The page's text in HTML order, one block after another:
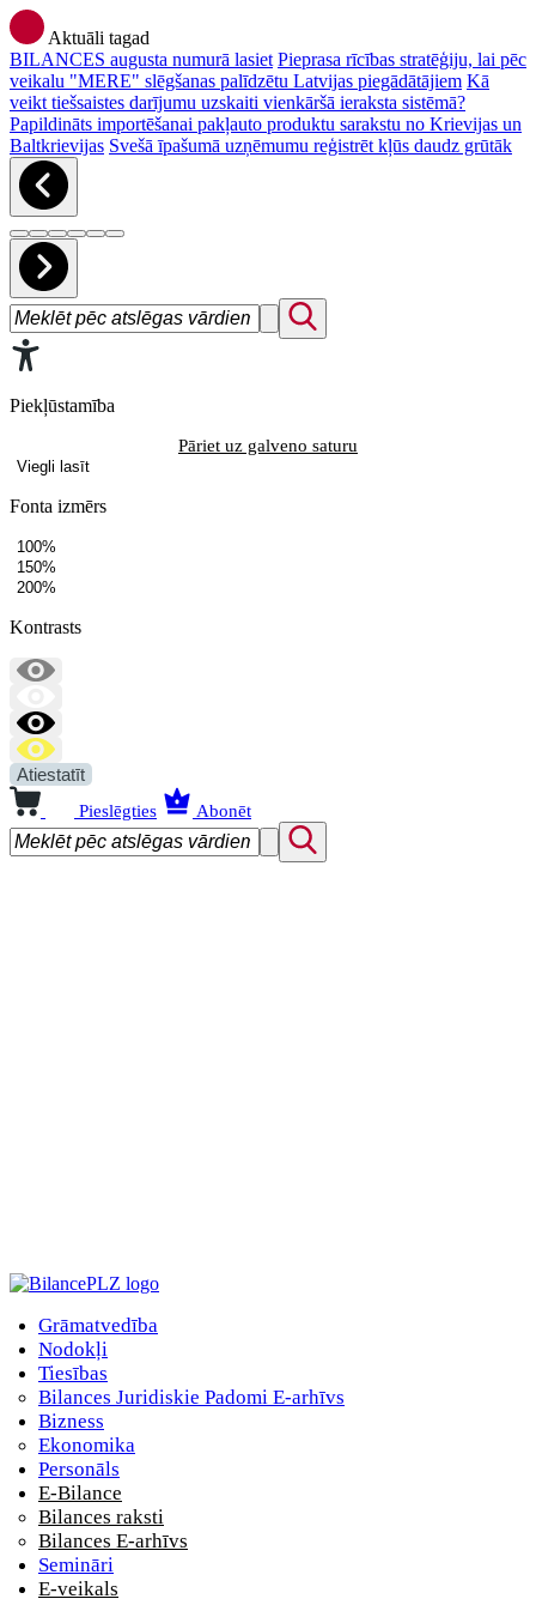
Aktuāli tagad
BILANCES augusta numurā lasiet Pieprasa rīcības stratēģiju, lai pēc
veikalu "MERE" slēgšanas palīdzētu Latvijas piegādātājiem Kā
veikt tiešsaistes darījumu uzskaiti vienkāršā ieraksta sistēmā?
Papildināts importēšanai pakļauto produktu sarakstu no Krievijas un
Baltkrievijas Svešā īpašumā uzņēmumu reģistrēt kļūs daudz grūtāk
Piekļūstamība
Pāriet uz galveno saturu
Viegli lasīt
Fonta izmērs
100%
150%
200%
Kontrasts
Atiestatīt
Pieslēgties Abonēt
Grāmatvedība
Nodokļi
Tiesības
Bilances Juridiskie Padomi E-arhīvs
Bizness
Ekonomika
Personāls
E-Bilance
Bilances raksti
Bilances E-arhīvs
Semināri
E-veikals